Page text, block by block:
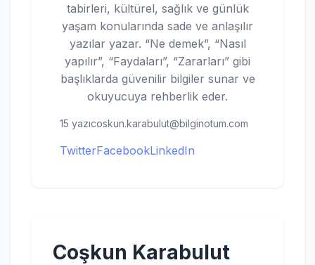
tabirleri, kültürel, sağlık ve günlük
yaşam konularında sade ve anlaşılır
yazılar yazar. “Ne demek”, “Nasıl
yapılır”, “Faydaları”, “Zararları” gibi
başlıklarda güvenilir bilgiler sunar ve
okuyucuya rehberlik eder.
15 yazıcoskun.karabulut@bilginotum.com
TwitterFacebookLinkedIn
Coşkun Karabulut